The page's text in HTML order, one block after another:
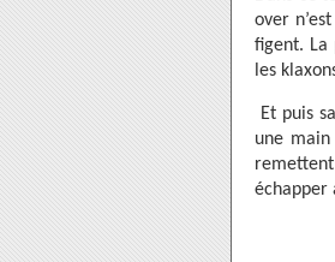
over
figent. La
les
Et puis
une
échapper